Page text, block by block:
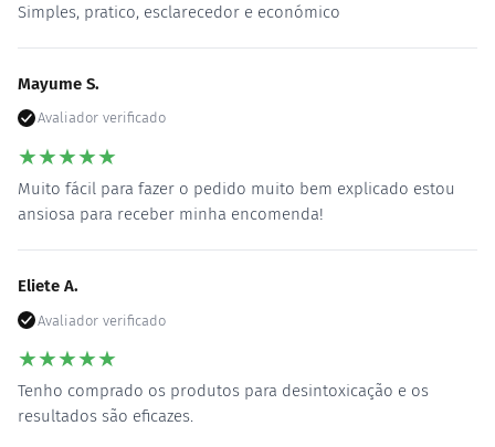
Simples, pratico, esclarecedor e económico
Mayume S.
Avaliador verificado
★★★★★
Muito fácil para fazer o pedido muito bem explicado estou
ansiosa para receber minha encomenda!
Eliete A.
Avaliador verificado
★★★★★
Tenho comprado os produtos para desintoxicação e os
resultados são eficazes.